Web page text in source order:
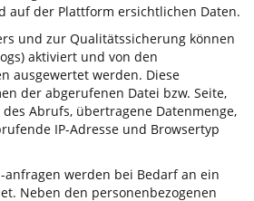
auf der Plattform ersichtlichen Daten.
und zur Qualitätssicherung können
aktiviert und von den
ausgewertet werden. Diese
der abgerufenen Datei bzw. Seite,
Abrufs, übertragene Datenmenge,
IP-Adresse und Browsertyp
werden bei Bedarf an ein
Neben den personenbezogenen